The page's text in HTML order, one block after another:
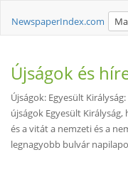
NewspaperIndex.com
Újságok és
Újságok: Egyesült
újságok Egyesült
és a vitát a nemzeti és a
legnagyobb bulvár